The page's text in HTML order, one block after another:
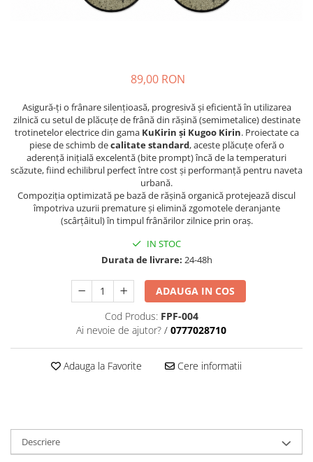
Suspensie
Cauciucuri
https://www.doctortrotineta.ro/camere-
de-aer
https://www.doctortrotineta.ro/cauciucuri-
https://www.doctortrotineta.ro/cauciucuri-
Cauciuc tubeless cu GEL antipană
Trotinete electrice
Biciclete Electrice
Anvelope moto
Anvelope și Camere Utilaje
89,00 RON
Asigură-ți o frânare silențioasă, progresivă și eficientă în utilizarea
zilnică cu setul de plăcuțe de frână din rășină (semimetalice) destinate
trotinetelor electrice din gama KuKirin și Kugoo Kirin. Proiectate ca
piese de schimb decalitate standard, aceste plăcuțe oferă o
aderență inițială excelentă (bite prompt) încă de la temperaturi
scăzute, fiind echilibrul perfect între cost și performanță pentru naveta
urbană.
Compoziția optimizată pe bază de rășină organică protejează discul
împotriva uzurii premature și elimină zgomotele deranjante
(scârțâitul) în timpul frânărilor zilnice prin oraș.
IN STOC
Durata de livrare: 24-48h
ADAUGA IN COS
Cod Produs: FPF-004
Ai nevoie de ajutor? / 0777028710
Adauga la Favorite Cere informatii
Descriere